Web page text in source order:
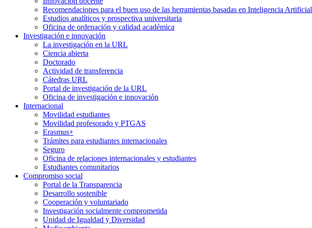
Recomendaciones para el buen uso de las herramientas basadas en Inteligencia Artificial
Estudios analíticos y prospectiva universitaria
Oficina de ordenación y calidad académica
Investigación e innovación
La investigación en la URL
Ciencia abierta
Doctorado
Actividad de transferencia
Cátedras URL
Portal de investigación de la URL
Oficina de investigación e innovación
Internacional
Movilidad estudiantes
Movilidad profesorado y PTGAS
Erasmus+
Trámites para estudiantes internacionales
Seguro
Oficina de relaciones internacionales y estudiantes
Estudiantes comunitarios
Compromiso social
Portal de la Transparencia
Desarrollo sostenible
Cooperación y voluntariado
Investigación socialmente comprometida
Unidad de Igualdad y Diversidad